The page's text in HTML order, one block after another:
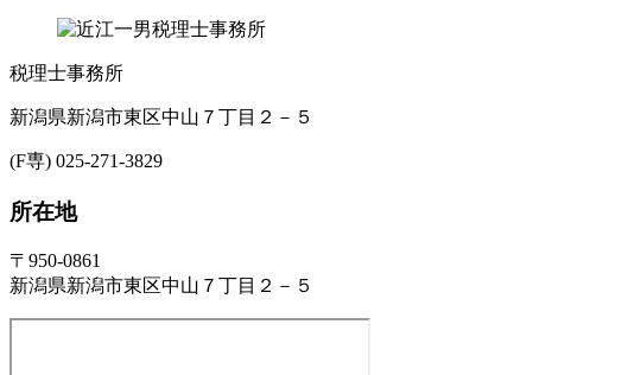
税理士事務所
新潟県新潟市東区中山７丁目２－５
(F専) 025-271-3829
所在地
〒950-0861
新潟県新潟市東区中山７丁目２－５